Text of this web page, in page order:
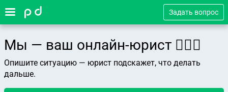
Задать вопрос
Мы — ваш онлайн-юрист 👨🏻‍⚖️
Опишите ситуацию — юрист подскажет, что делать
дальше.